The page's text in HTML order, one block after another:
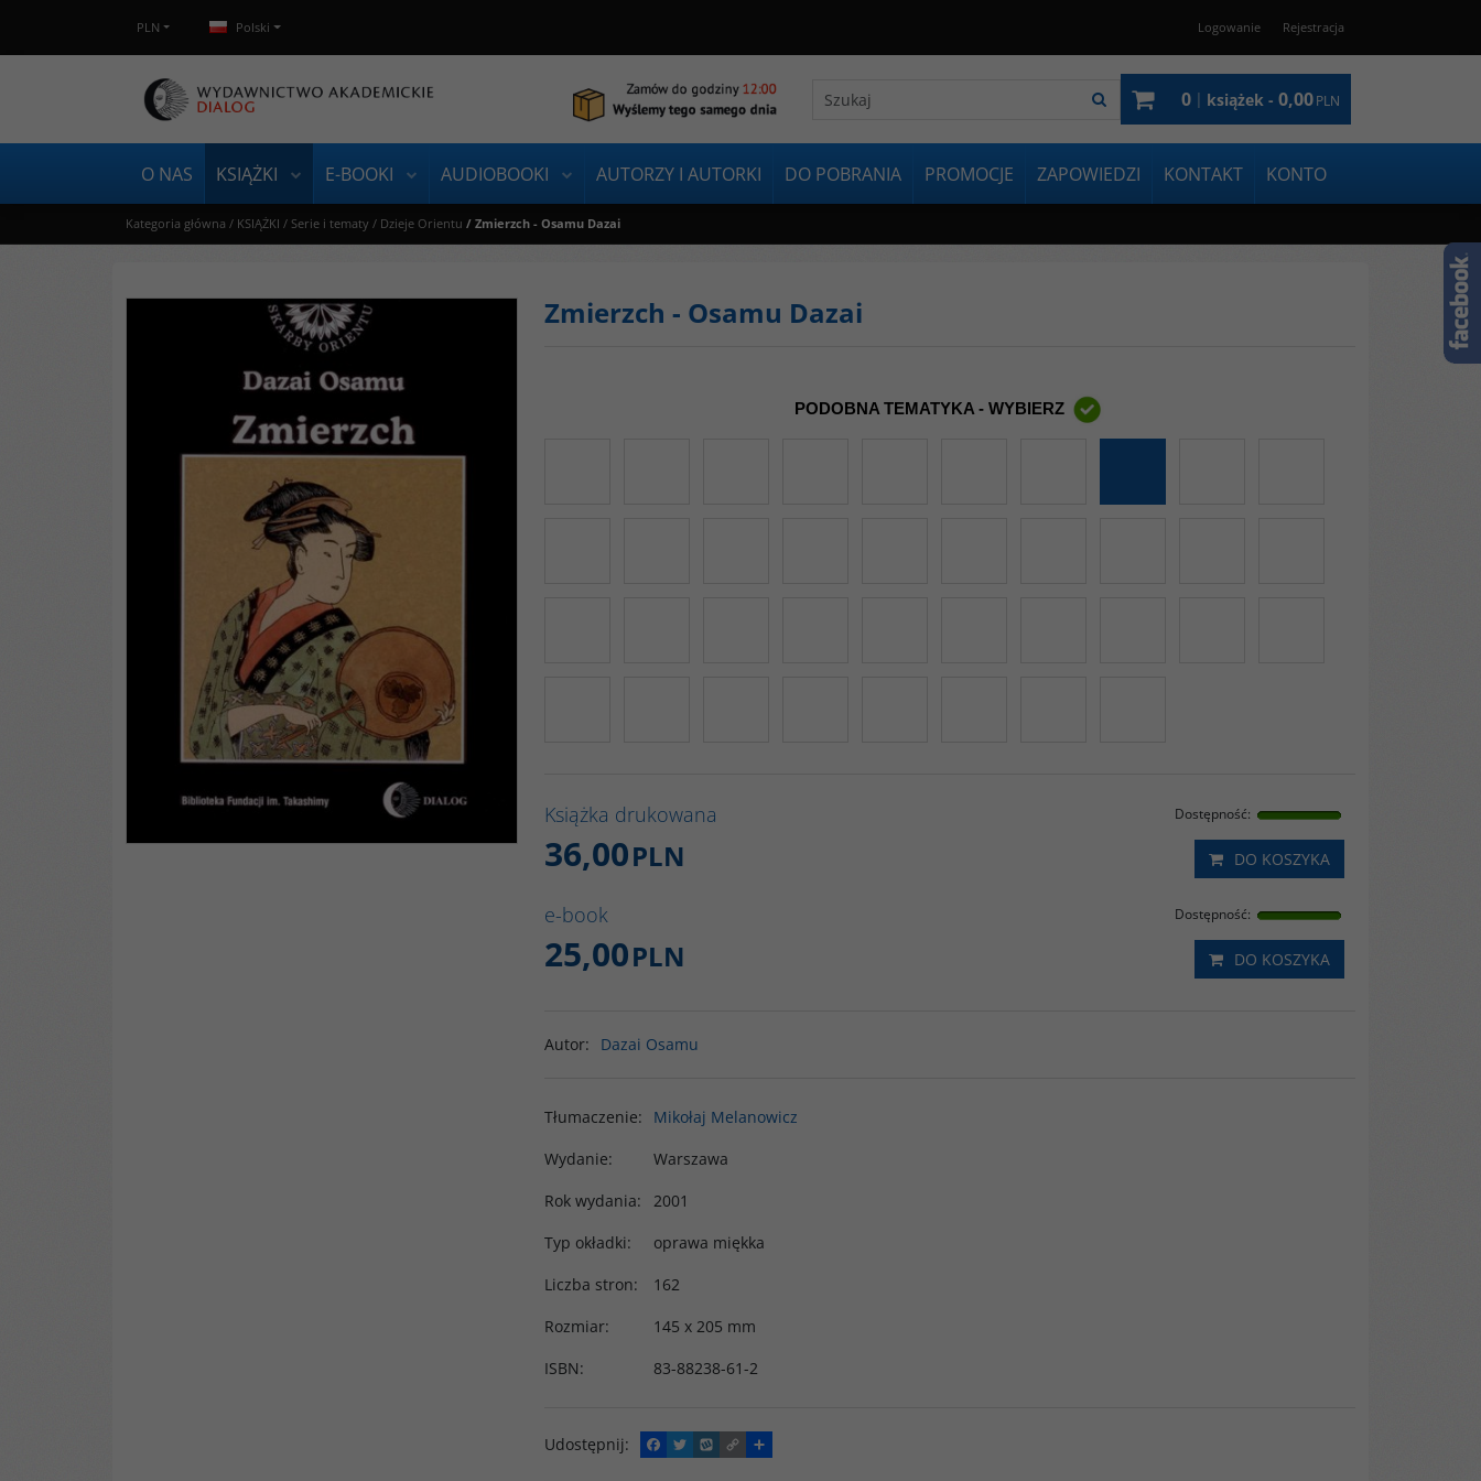
PLN Polski Logowanie Rejestracja
0 | książek - 0,00PLN
O NAS KSIĄŻKI E-BOOKI AUDIOBOOKI AUTORZY I AUTORKI DO POBRANIA PROMOCJE ZAPOWIEDZI KONTAKT KONTO
Kategoria główna / KSIĄŻKI / Serie i tematy / Dzieje Orientu / Zmierzch - Osamu Dazai
Zmierzch - Osamu Dazai
PODOBNA TEMATYKA - WYBIERZ
Książka drukowana Dostępność:
36,00PLN DO KOSZYKA
e-book Dostępność:
25,00PLN DO KOSZYKA
Autor: Dazai Osamu
Tłumaczenie:
Mikołaj Melanowicz
Wydanie:
Warszawa
Rok wydania:
2001
Typ okładki:
oprawa miękka
Liczba stron:
162
Rozmiar:
145 x 205 mm
ISBN: 83-88238-61-2
Udostępnij:
F
a
T
w
W
y
C
o
P
o